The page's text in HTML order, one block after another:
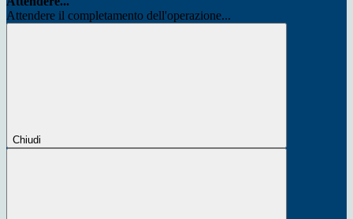
Attendere il completamento dell'operazione...
Chiudi